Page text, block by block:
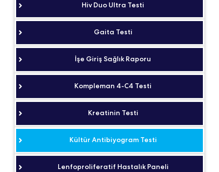
Hiv Duo Ultra Testi
Gaita Testi
İşe Giriş Sağlık Raporu
Kompleman 4-C4 Testi
Kreatinin Testi
Kültür Antibiyogram Testi
Lenfoproliferatif Hastalık Paneli